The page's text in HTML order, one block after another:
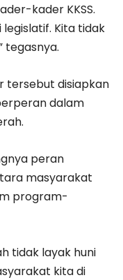
kader KKSS.
Kita tidak
tegasnya.
tersebut disiapkan
dalam
peran
masyarakat
program-
tidak layak huni
kita di